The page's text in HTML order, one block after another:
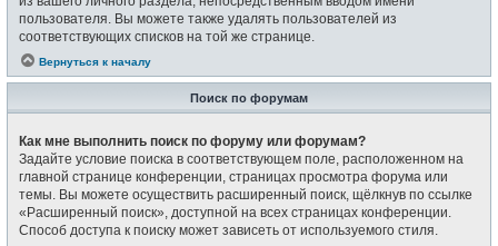
пользователя. Вы можете также удалять пользователей из
соответствующих списков на той же странице.
Вернуться к началу
Поиск по форумам
Как мне выполнить поиск по форуму или форумам?
Задайте условие поиска в соответствующем поле, расположенном на
главной странице конференции, страницах просмотра форума или
темы. Вы можете осуществить расширенный поиск, щёлкнув по ссылке
«Расширенный поиск», доступной на всех страницах конференции.
Способ доступа к поиску может зависеть от используемого стиля.